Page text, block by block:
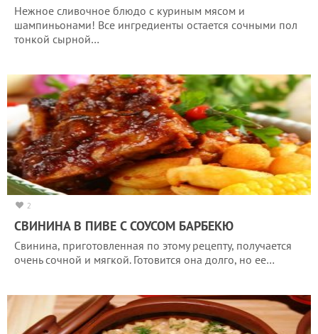
Нежное сливочное блюдо с куриным мясом и
шампиньонами! Все ингредиенты остается сочными пол
тонкой сырной…
2
СВИНИНА В ПИВЕ С СОУСОМ БАРБЕКЮ
Свинина, приготовленная по этому рецепту, получается
очень сочной и мягкой. Готовится она долго, но ее…